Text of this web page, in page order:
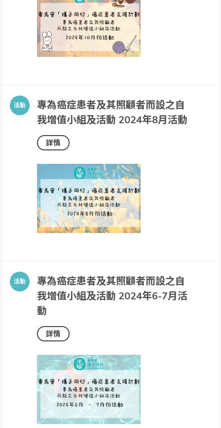
專為癌症患者及其照顧者而設之自
我增值小組及活動 2024年8月活動
詳情
專為癌症患者及其照顧者而設之自
我增值小組及活動 2024年6-7月活
動
詳情